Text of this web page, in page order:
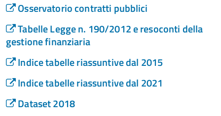
Osservatorio contratti pubblici
Tabelle Legge n. 190/2012 e resoconti della
gestione finanziaria
Indice tabelle riassuntive dal 2015
Indice tabelle riassuntive dal 2021
Dataset 2018